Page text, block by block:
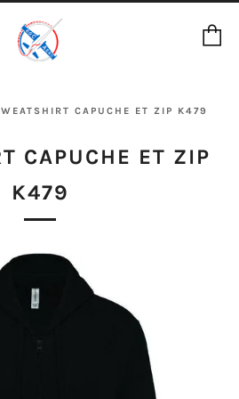
CAPUCHE ET ZIP K479
CAPUCHE ET ZIP
K479